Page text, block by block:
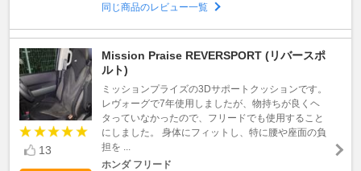
同じ商品のレビュー一覧
13
Mission Praise REVERSPORT (リバースポ
ルト)
ミッションプライズの3Dサポートクッションです。
レヴォーグで7年使用しましたが、物持ちが良くヘ
タっていなかったので、フリードでも使用すること
にしました。 身体にフィットし、特に腰や座面の負
担を ...
ホンダ フリード